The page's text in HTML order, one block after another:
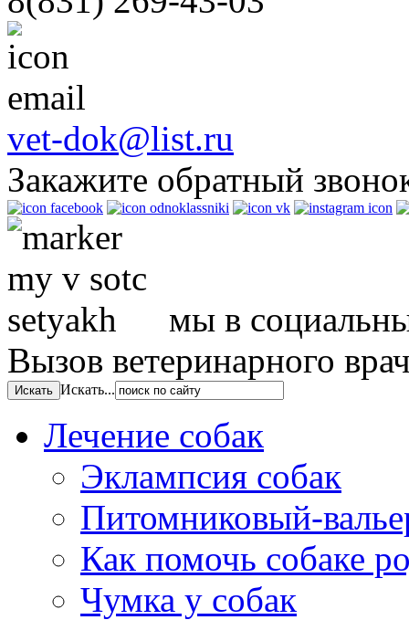
vet-dok@list.ru
Закажите обратный
мы в
Вызов ветеринарного
Искать...
Лечение собак
Эклампсия собак
Питомниковый-
Как помочь собаке
Чумка у собак